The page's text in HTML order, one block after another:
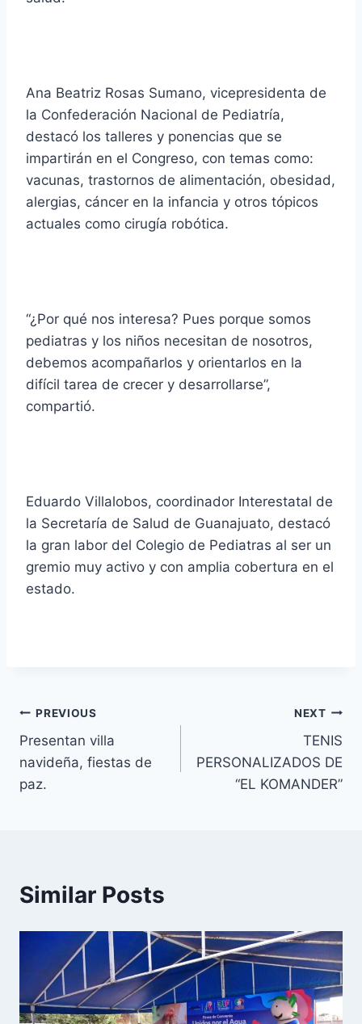
Ana Beatriz Rosas Sumano, vicepresidenta de
la Confederación Nacional de Pediatría,
destacó los talleres y ponencias que se
impartirán en el Congreso, con temas como:
vacunas, trastornos de alimentación, obesidad,
alergias, cáncer en la infancia y otros tópicos
actuales como cirugía robótica.
“¿Por qué nos interesa? Pues porque somos
pediatras y los niños necesitan de nosotros,
debemos acompañarlos y orientarlos en la
difícil tarea de crecer y desarrollarse”,
compartió.
Eduardo Villalobos, coordinador Interestatal de
la Secretaría de Salud de Guanajuato, destacó
la gran labor del Colegio de Pediatras al ser un
gremio muy activo y con amplia cobertura en el
estado.
PREVIOUS
Presentan villa
navideña, fiestas de
paz.
NEXT
TENIS
PERSONALIZADOS DE
“EL KOMANDER”
Similar Posts